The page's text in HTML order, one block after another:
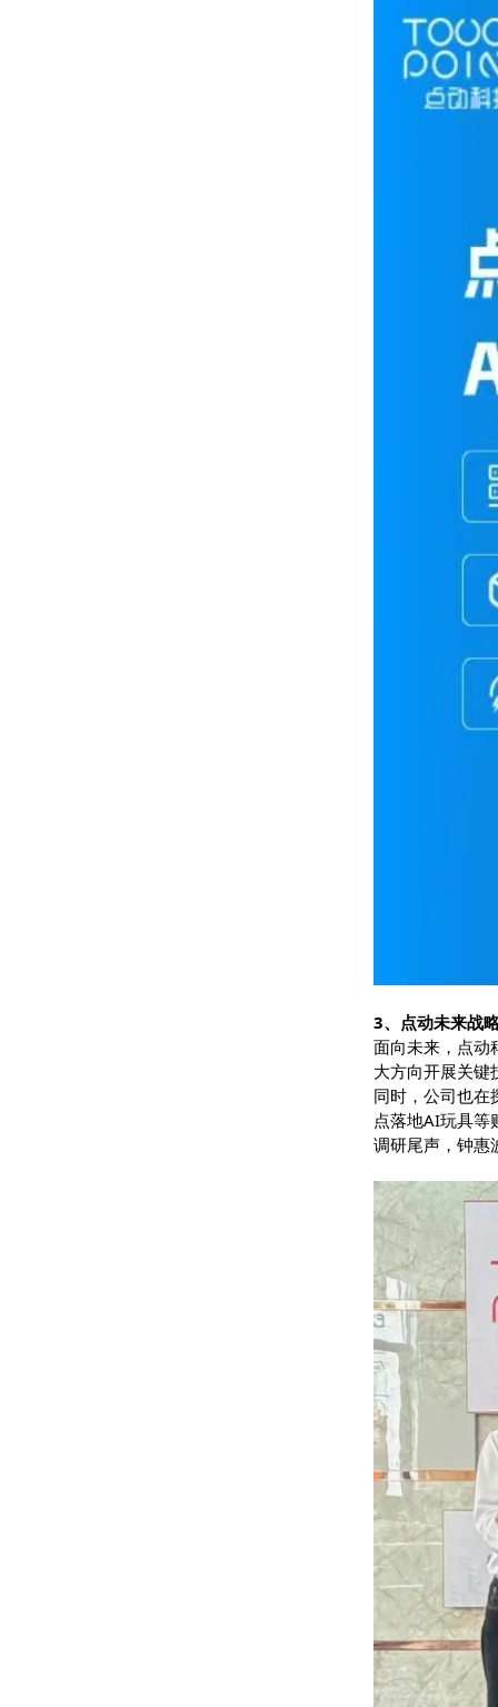
面对大厂竞
AI玩具业
出兼具情
3、点动未
面向未来，
大方向开展
同时，公司
点落地AI
调研尾声，